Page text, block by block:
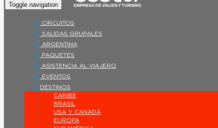
Toggle navigation
CIRCUITOS
SALIDAS GRUPALES
ARGENTINA
PAQUETES
ASISTENCIA AL VIAJERO
EVENTOS
DESTINOS
CARIBE
BRASIL
USA Y CANADÁ
EUROPA